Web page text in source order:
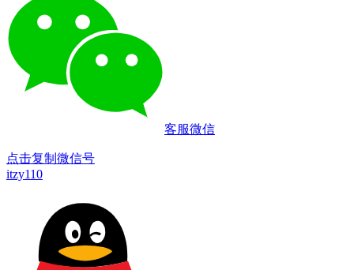
客服微信
点击复制微信号
itzy110